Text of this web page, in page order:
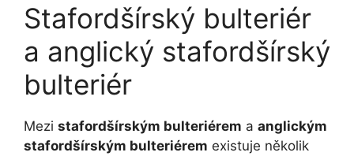
Stafordšírský bulteriér
a anglický stafordšírský
bulteriér
Mezi stafordšírským bulteriérem a anglickým
stafordšírským bulteriérem existuje několik